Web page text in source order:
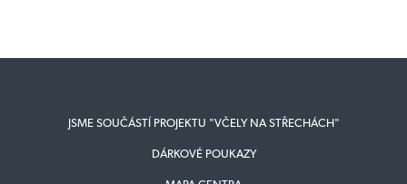
JSME SOUČÁSTÍ PROJEKTU "VČELY NA STŘECHÁCH"
DÁRKOVÉ POUKAZY